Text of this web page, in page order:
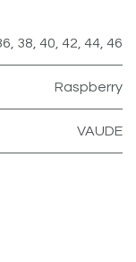
38 40 42 44 46
Raspberry
VAUDE